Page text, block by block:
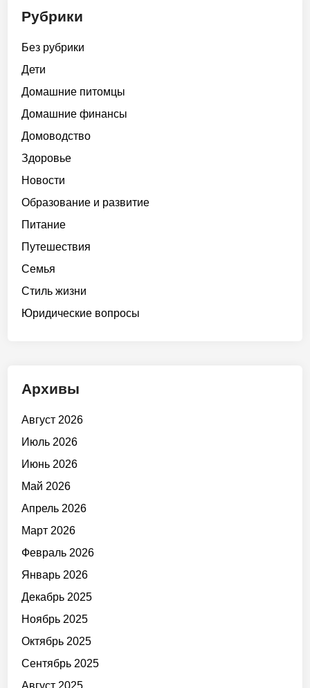
Рубрики
Без рубрики
Дети
Домашние питомцы
Домашние финансы
Домоводство
Здоровье
Новости
Образование и развитие
Питание
Путешествия
Семья
Стиль жизни
Юридические вопросы
Архивы
Август 2026
Июль 2026
Июнь 2026
Май 2026
Апрель 2026
Март 2026
Февраль 2026
Январь 2026
Декабрь 2025
Ноябрь 2025
Октябрь 2025
Сентябрь 2025
Август 2025